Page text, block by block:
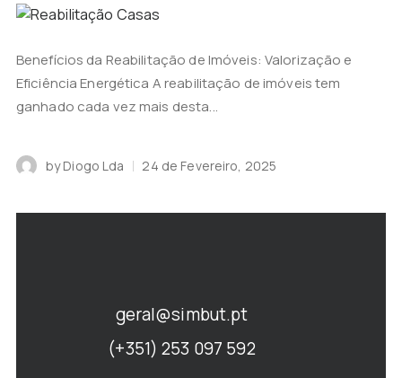
Benefícios da Reabilitação de Imóveis: Valorização e
Eficiência Energética A reabilitação de imóveis tem
ganhado cada vez mais desta...
by Diogo Lda 24 de Fevereiro, 2025
geral@simbut.pt
(+351) 253 097 592